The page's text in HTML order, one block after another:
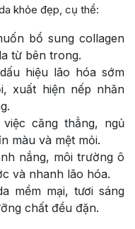
khỏe đẹp, cụ thể:
bổ sung collagen
từ bên trong.
hiệu lão hóa sớm
xuất hiện nếp nhăn
căng thẳng, ngủ
màu và mệt mỏi.
nắng, môi trường ô
và nhanh lão hóa.
mềm mại, tươi sáng
chất đều đặn.